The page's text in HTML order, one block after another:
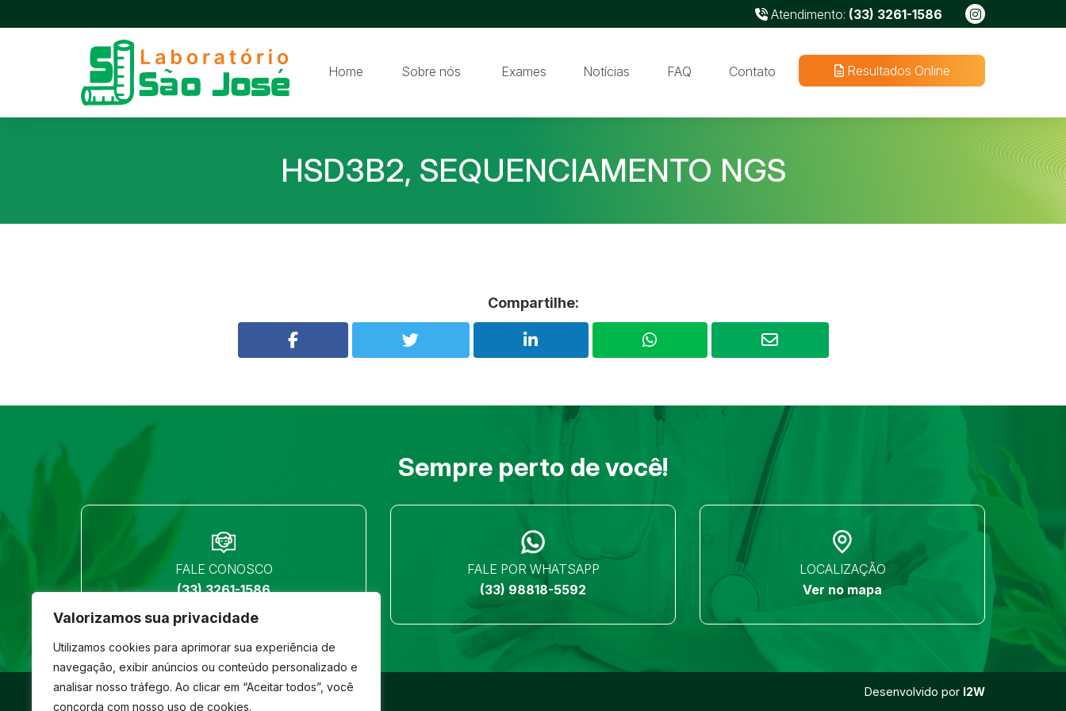
Valorizamos sua privacidade
Utilizamos cookies para aprimorar sua experiência de
navegação, exibir anúncios ou conteúdo personalizado e
analisar nosso tráfego. Ao clicar em “Aceitar todos”, você
concorda com nosso uso de cookies.
Atendimento: (33) 3261-1586
Home Sobre nós Exames Notícias FAQ Contato Resultados Online
HSD3B2, SEQUENCIAMENTO NGS
Compartilhe:
Sempre perto de você!
FALE CONOSCO
(33) 3261-1586
FALE POR WHATSAPP
(33) 98818-5592
LOCALIZAÇÃO
Ver no mapa
© São José- Todos os direitos reservados Desenvolvido por I2W